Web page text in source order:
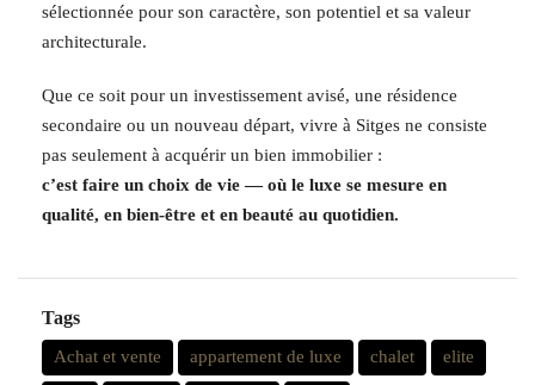
sélectionnée pour son caractère, son potentiel et sa valeur
architecturale.
Que ce soit pour un investissement avisé, une résidence
secondaire ou un nouveau départ, vivre à Sitges ne consiste
pas seulement à acquérir un bien immobilier :
c’est faire un choix de vie — où le luxe se mesure en
qualité, en bien-être et en beauté au quotidien.
Tags
Achat et vente appartement de luxe chalet elite